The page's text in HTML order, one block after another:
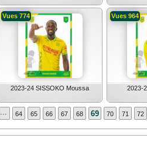
2023-24 SISSOKO Moussa
Vues 774
2023-
Vues 964
... 64 65 66 67 68 69 70 71 72